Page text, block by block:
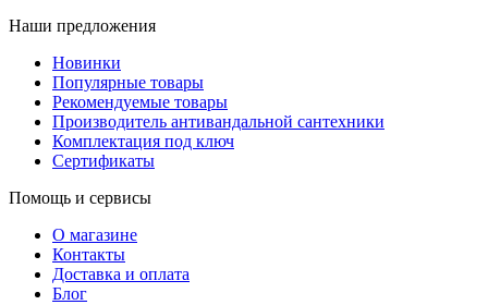
Наши предложения
Новинки
Популярные товары
Рекомендуемые товары
Производитель антивандальной сантехники
Комплектация под ключ
Сертификаты
Помощь и сервисы
О магазине
Контакты
Доставка и оплата
Блог